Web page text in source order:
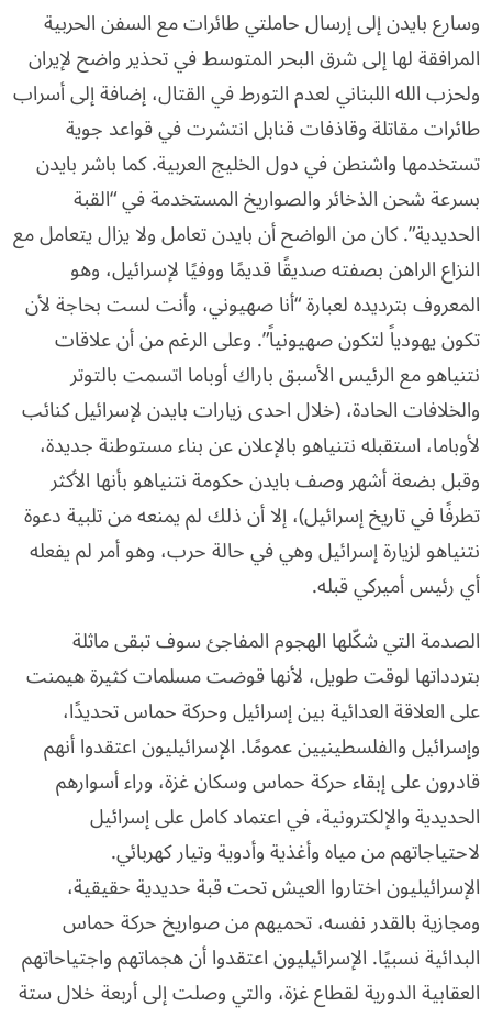
وسارع بايدن إلى إرسال حاملتي طائرات مع السفن الحربية
المرافقة لها إلى شرق البحر المتوسط في تحذير واضح لإيران
ولحزب الله اللبناني لعدم التورط في القتال، إضافة إلى أسراب
طائرات مقاتلة وقاذفات قنابل انتشرت في قواعد جوية
تستخدمها واشنطن في دول الخليج العربية. كما باشر بايدن
بسرعة شحن الذخائر والصواريخ المستخدمة في “القبة
الحديدية”. كان من الواضح أن بايدن تعامل ولا يزال يتعامل مع
النزاع الراهن بصفته صديقًا قديمًا ووفيًا لإسرائيل، وهو
المعروف بترديده لعبارة “أنا صهيوني، وأنت لست بحاجة لأن
تكون يهودياً لتكون صهيونياً”. وعلى الرغم من أن علاقات
نتنياهو مع الرئيس الأسبق باراك أوباما اتسمت بالتوتر
والخلافات الحادة، (خلال احدى زيارات بايدن لإسرائيل كنائب
لأوباما، استقبله نتنياهو بالإعلان عن بناء مستوطنة جديدة،
وقبل بضعة أشهر وصف بايدن حكومة نتنياهو بأنها الأكثر
تطرفًا في تاريخ إسرائيل)، إلا أن ذلك لم يمنعه من تلبية دعوة
نتنياهو لزيارة إسرائيل وهي في حالة حرب، وهو أمر لم يفعله
أي رئيس أميركي قبله.
الصدمة التي شكّلها الهجوم المفاجئ سوف تبقى ماثلة
بتردداتها لوقت طويل، لأنها قوضت مسلمات كثيرة هيمنت
على العلاقة العدائية بين إسرائيل وحركة حماس تحديدًا،
وإسرائيل والفلسطينيين عمومًا. الإسرائيليون اعتقدوا أنهم
قادرون على إبقاء حركة حماس وسكان غزة، وراء أسوارهم
الحديدية والإلكترونية، في اعتماد كامل على إسرائيل
لاحتياجاتهم من مياه وأغذية وأدوية وتيار كهربائي.
الإسرائيليون اختاروا العيش تحت قبة حديدية حقيقية،
ومجازية بالقدر نفسه، تحميهم من صواريخ حركة حماس
البدائية نسبيًا. الإسرائيليون اعتقدوا أن هجماتهم واجتياحاتهم
العقابية الدورية لقطاع غزة، والتي وصلت إلى أربعة خلال ستة